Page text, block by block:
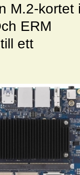
M.2-kortet
ERM
ett